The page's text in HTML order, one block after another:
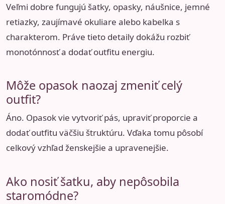
Veľmi dobre fungujú šatky, opasky, náušnice, jemné
retiazky, zaujímavé okuliare alebo kabelka s
charakterom. Práve tieto detaily dokážu rozbiť
monotónnosť a dodať outfitu energiu.
Môže opasok naozaj zmeniť celý
outfit?
Áno. Opasok vie vytvoriť pás, upraviť proporcie a
dodať outfitu väčšiu štruktúru. Vďaka tomu pôsobí
celkový vzhľad ženskejšie a upravenejšie.
Ako nosiť šatku, aby nepôsobila
staromódne?